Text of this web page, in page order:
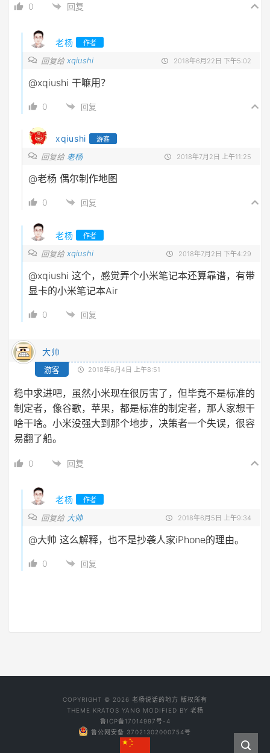
0 回复
老杨 作者
回复给xqiushi 2018年6月22日 下午5:02
@xqiushi 干嘛用？
0 回复
xqiushi 游客
回复给 老杨 2018年7月2日 上午11:25
@老杨 偶尔制作地图
0 回复
老杨 作者
回复给xqiushi 2018年7月2日 下午4:29
@xqiushi 这个，感觉弄个小米笔记本还算靠谱，有带
显卡的小米笔记本Air
0 回复
大帅
游客 2018年6月4日 上午8:51
稳中求进吧，虽然小米现在很厉害了，但毕竟不是标准的
制定者，像谷歌，苹果，都是标准的制定者，那人家想干
啥干啥。小米没强大到那个地步，决策者一个失误，很容
易翻了船。
0 回复
老杨 作者
回复给 大帅 2018年6月5日 上午9:34
@大帅 这么解释，也不是抄袭人家iPhone的理由。
0 回复
COPYRIGHT © 2026 老杨说话的地方 版权所有
THEME KRATOS YANG MODIFIED BY 老杨
鲁ICP备17014997号-4
鲁公网安备 37021302000754号